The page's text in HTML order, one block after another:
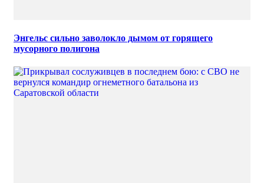
Энгельс сильно заволокло дымом от горящего
мусорного полигона